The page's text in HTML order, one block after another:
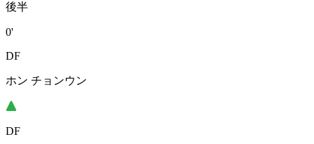
後半
0'
DF
ホン チョンウン
DF